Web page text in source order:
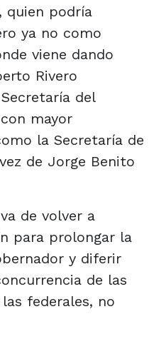
quien podría
ya no como
viene dando
Rivero
del
mayor
la Secretaría de
de Jorge Benito
de volver a
para prolongar la
y diferir
de las
federales, no